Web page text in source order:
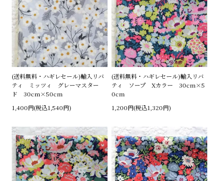
(送料無料・ハギレセール)輸入リバ
ティ ミッツィ グレーマスター
ド 30cm×50cm
1,400円(税込1,540円)
(送料無料・ハギレセール)輸入リバ
ティ ソープ Xカラー 30cm×5
0cm
1,200円(税込1,320円)